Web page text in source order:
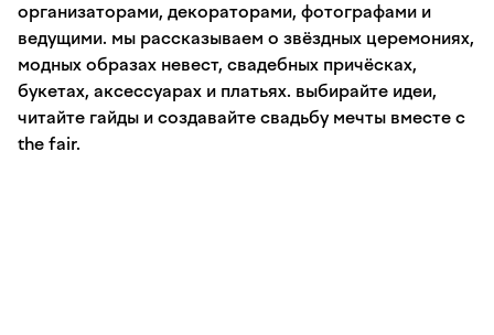
организаторами, декораторами, фотографами и
ведущими. мы рассказываем о звёздных церемониях,
модных образах невест, свадебных причёсках,
букетах, аксессуарах и платьях. выбирайте идеи,
читайте гайды и создавайте свадьбу мечты вместе с
the fair.